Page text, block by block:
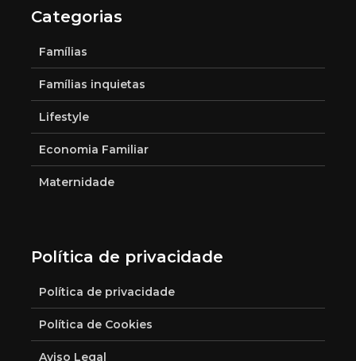
Categorias
Famílias
Famílias inquietas
Lifestyle
Economia Familiar
Maternidade
Política de privacidade
Política de privacidade
Política de Cookies
Aviso Legal